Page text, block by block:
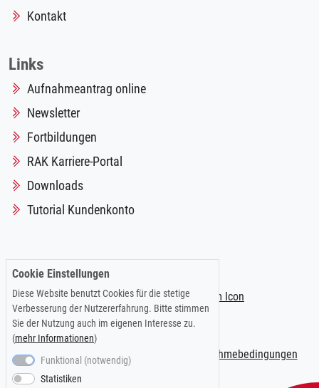
Kontakt
Links
Aufnahmeantrag online
Newsletter
Fortbildungen
RAK Karriere-Portal
Downloads
Tutorial Kundenkonto
Impressum |Datenschutzerklärung Teilnahmebedingungen
Cookie Einstellungen
Diese Website benutzt Cookies für die stetige
Verbesserung der Nutzererfahrung. Bitte stimmen
Sie der Nutzung auch im eigenen Interesse zu.
(mehr Informationen)
Funktional (notwendig)
Statistiken